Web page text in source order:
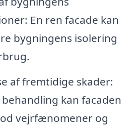
En ren facade kan
bygningens isolering
af fremtidige skader:
kan facaden
vejrfænomener og